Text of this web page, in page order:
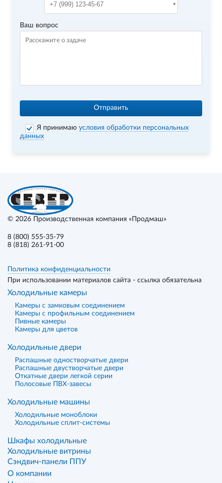
Ваш вопрос
Отправить
Я принимаюусловия обработки персональных
данных
© 2026 Производственная компания «Продмаш»
8 (800) 555-35-79
8 (818) 261-91-00
Политика конфиденциальности
При использовании материалов сайта - ссылка обязательна
Холодильные камеры
Камеры с замковым соединением
Камеры с профильным соединением
Пивные камеры
Камеры для цветов
Холодильные двери
Распашные одностворчатые двери
Распашные двустворчатые двери
Откатные двери легкой серии
Полосовые ПВХ-завесы
Холодильные машины
Холодильные моноблоки
Холодильные сплит-системы
Шкафы холодильные
Холодильные витрины
Сэндвич-панели ППУ
О компании